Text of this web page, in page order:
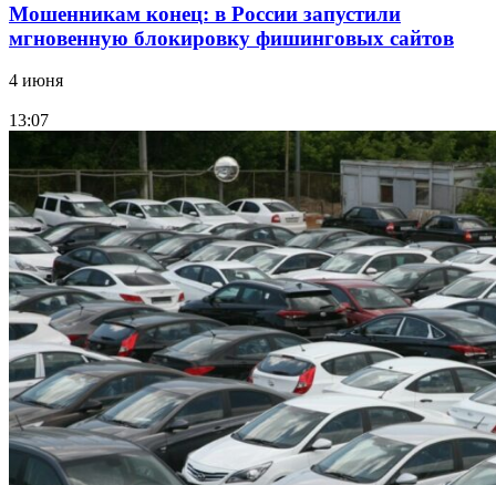
Мошенникам конец: в России запустили
мгновенную блокировку фишинговых сайтов
4 июня
13:07